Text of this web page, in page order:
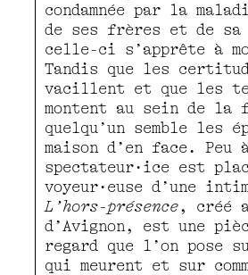
condamnée par la
de ses frères et de sa
celle-ci s’apprête à
Tandis que les
vacillent et que les
montent au sein de
quelqu’un semble les
maison d’en face. Peu
spectateur·ice est
voyeur·euse d’une
L’hors-présence, créé
d’Avignon, est une
regard que l’on pose
qui meurent et sur